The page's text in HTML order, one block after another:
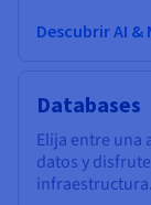
Descubrir AI &
Databases
Elija entre una
datos y
infraestructura.